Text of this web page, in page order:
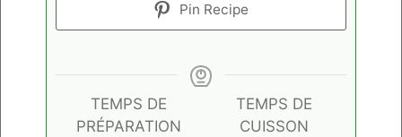
Pin Recipe
TEMPS DE
PRÉPARATION
TEMPS DE
CUISSON